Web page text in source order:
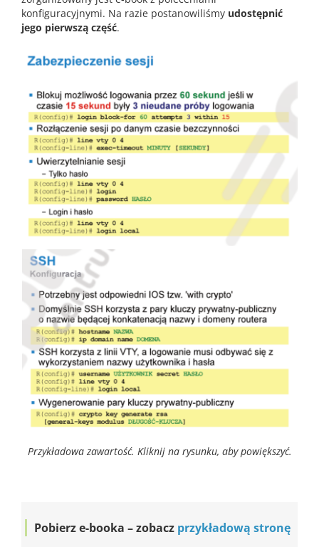
konfiguracyjnymi. Na razie postanowiliśmy udostępnić
jego pierwszą część.
Przykładowa zawartość. Kliknij na rysunku, aby powiększyć.
Pobierz e-booka – zobacz przykładową stronę